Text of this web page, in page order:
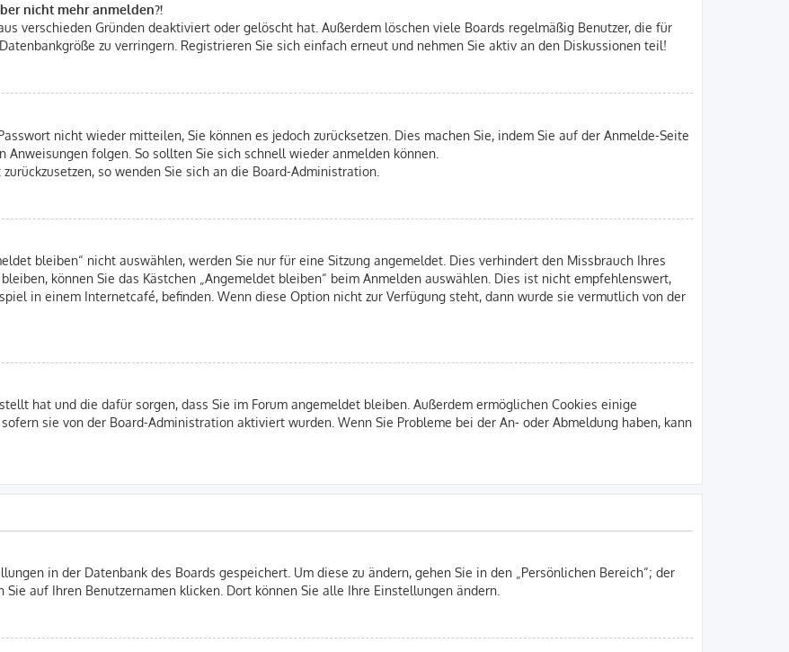
nicht mehr anmelden?!
verschieden Gründen deaktiviert oder gelöscht hat. Außerdem löschen viele Boards regelmäßig Benutzer, die für
zu verringern. Registrieren Sie sich einfach erneut und nehmen Sie aktiv an den Diskussionen teil!
nicht wieder mitteilen, Sie können es jedoch zurücksetzen. Dies machen Sie, indem Sie auf der Anmelde-Seite
Anweisungen folgen. So sollten Sie sich schnell wieder anmelden können.
so wenden Sie sich an die Board-Administration.
bleiben“ nicht auswählen, werden Sie nur für eine Sitzung angemeldet. Dies verhindert den Missbrauch Ihres
können Sie das Kästchen „Angemeldet bleiben“ beim Anmelden auswählen. Dies ist nicht empfehlenswert,
in einem Internetcafé, befinden. Wenn diese Option nicht zur Verfügung steht, dann wurde sie vermutlich von der
hat und die dafür sorgen, dass Sie im Forum angemeldet bleiben. Außerdem ermöglichen Cookies einige
sie von der Board-Administration aktiviert wurden. Wenn Sie Probleme bei der An- oder Abmeldung haben, kann
in der Datenbank des Boards gespeichert. Um diese zu ändern, gehen Sie in den „Persönlichen Bereich“; der
auf Ihren Benutzernamen klicken. Dort können Sie alle Ihre Einstellungen ändern.